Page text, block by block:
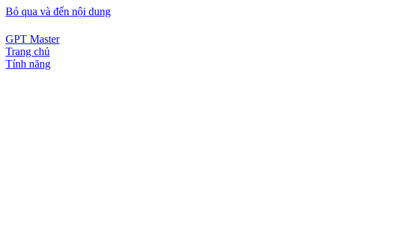
Bỏ qua và đến nội dung
GPT Master
Trang chủ
Tính năng